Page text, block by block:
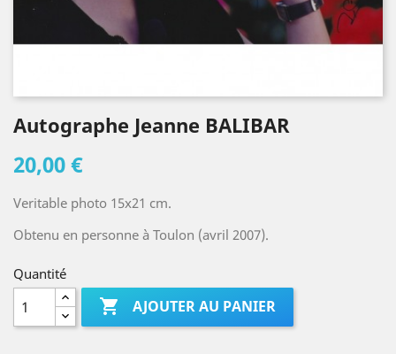
Autographe Jeanne BALIBAR
20,00 €
Veritable photo 15x21 cm.
Obtenu en personne à Toulon (avril 2007).
Quantité
 AJOUTER AU PANIER